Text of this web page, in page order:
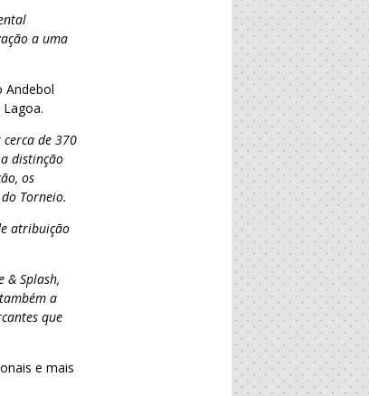
a uma
Andebol
de 370
distinção
os
Torneio.
atribuição
& Splash,
a
que
e mais